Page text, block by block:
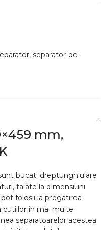
, separator-de-
mm,
bucati dreptunghiulare
taiate la dimensiuni
folosii la pregatirea
cutiilor in mai multe
separatoarelor acestea